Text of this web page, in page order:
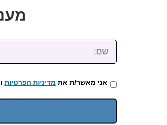
מענה
שם:
אני מאשר/ת את מדיניות הפרטיות